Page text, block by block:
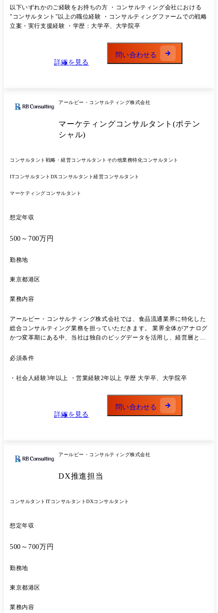
営業・販促などの戦略立案と改善提案 ・BIG DATA Knowledgeを活用し
たマーケット分析 ・社内外ステークホルダーとのプロジェクト推進・進
捗管理 ・実行支援・改善提案(仕組み化、販促支援、体制構築など) ・当
支援まで深く入り込み、「結果を出す」ことにこだわります。 ※(業務
以下いずれかのご経験をお持ちの方 ・コンサルティング会社における
"コンサルタント"以上の職位経験 ・コンサルティングファームでの戦略
立案・実行支援経験 ・学歴：大学卒、大学院卒
詳細を見る
問い合わせる
アールビー・コンサルティング株式会社
マーケティングコンサルタント(ポテン
シャル)
コンサルタント 戦略・経営コンサルタント その他業務特化コンサルタント
ITコンサルタント DXコンサルタント経営コンサルタント
マーケティングコンサルタント
想定年収
500～700万円
勤務地
東京都港区
業務内容
アールビー・コンサルティング株式会社では、食品流通業界に特化した
総合コンサルティング業務を担っていただきます。 業界全体がアナログ
かつ変革期にある中、当社は独自のビッグデータを活用し、経営層と対
内容 ・クライアントとの関係構築、課題ヒアリング ・既存/新規クライ
issueanalysis ・経営・流通・営業・販促などの戦略立案と改善提案 ・実
必須条件
・社会人経験3年以上 ・営業経験2年以上 学歴 大学卒、大学院卒
詳細を見る
問い合わせる
アールビー・コンサルティング株式会社
DX推進担当
コンサルタント ITコンサルタントDXコンサルタント
想定年収
500～700万円
勤務地
東京都港区
業務内容